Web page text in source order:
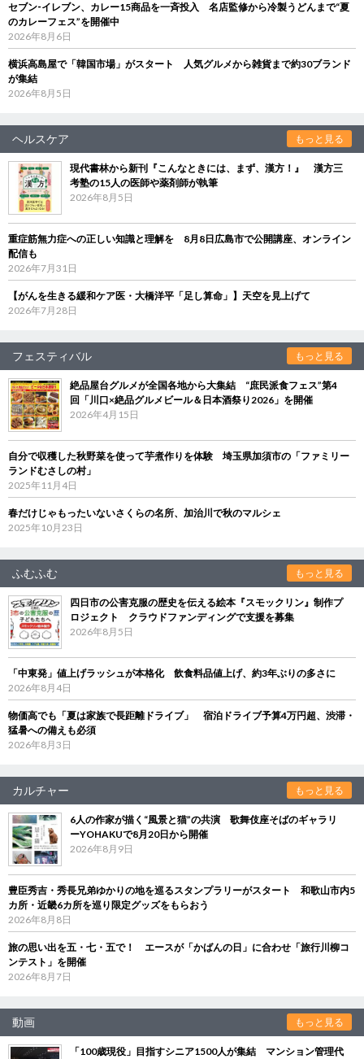
セブン‐イレブン、カレー15商品を一斉投入 名店監修から冷製うどんまで“夏
のカレーフェス”を開催中
2026年8月6日
横浜高島屋で「韓国市場」がスタート 人気グルメから雑貨まで約30ブランド
が集結
2026年8月5日
ヘルスケア もっと見る
現代書林から新刊『こんなときには、まず、漢方！』 漢方三
考塾の15人の医師や薬剤師が執筆
2026年8月5日
重症筋無力症への正しい知識と理解を 8月8日広島市で公開講座、オンライン
配信も
2026年7月31日
【がんを生きる緩和ケア医・大橋洋平「足し算命」】天空を見上げて
2026年7月28日
フェスティバル もっと見る
絶品屋台グルメが全国各地から大集結 “庶民派食フェス”第4
回「川口×絶品グルメビール＆日本酒祭り2026」を開催
2026年4月15日
自分で収穫した秋野菜を使って芋煮作りを体験 埼玉県加須市の「ファミリー
ランドむさしの村」
2025年11月4日
春だけじゃもったいないさくらの名所、加治川で秋のマルシェ
2025年10月23日
ふむふむ もっと見る
四日市の公害克服の歴史を伝える絵本『スモックリン』制作プ
ロジェクト クラウドファンディングで支援を募集
2026年8月5日
「中東発」値上げラッシュが本格化 飲食料品値上げ、約3年ぶりの多さに
2026年8月4日
物価高でも「夏は家族で長距離ドライブ」 宿泊ドライブ予算4万円超、渋滞・
猛暑への備えも必須
2026年8月3日
カルチャー もっと見る
6人の作家が描く“風景と猫”の共演 歌舞伎座そばのギャラリ
ーYOHAKUで8月20日から開催
2026年8月9日
豊臣秀吉・秀長兄弟ゆかりの地を巡るスタンプラリーがスタート 和歌山市内5
カ所・近畿6カ所を巡り限定グッズをもらおう
2026年8月8日
旅の思い出を五・七・五で！ エースが「かばんの日」に合わせ「旅行川柳コ
ンテスト」を開催
2026年8月7日
動画 もっと見る
「100歳現役」目指すシニア1500人が集結 マンション管理代